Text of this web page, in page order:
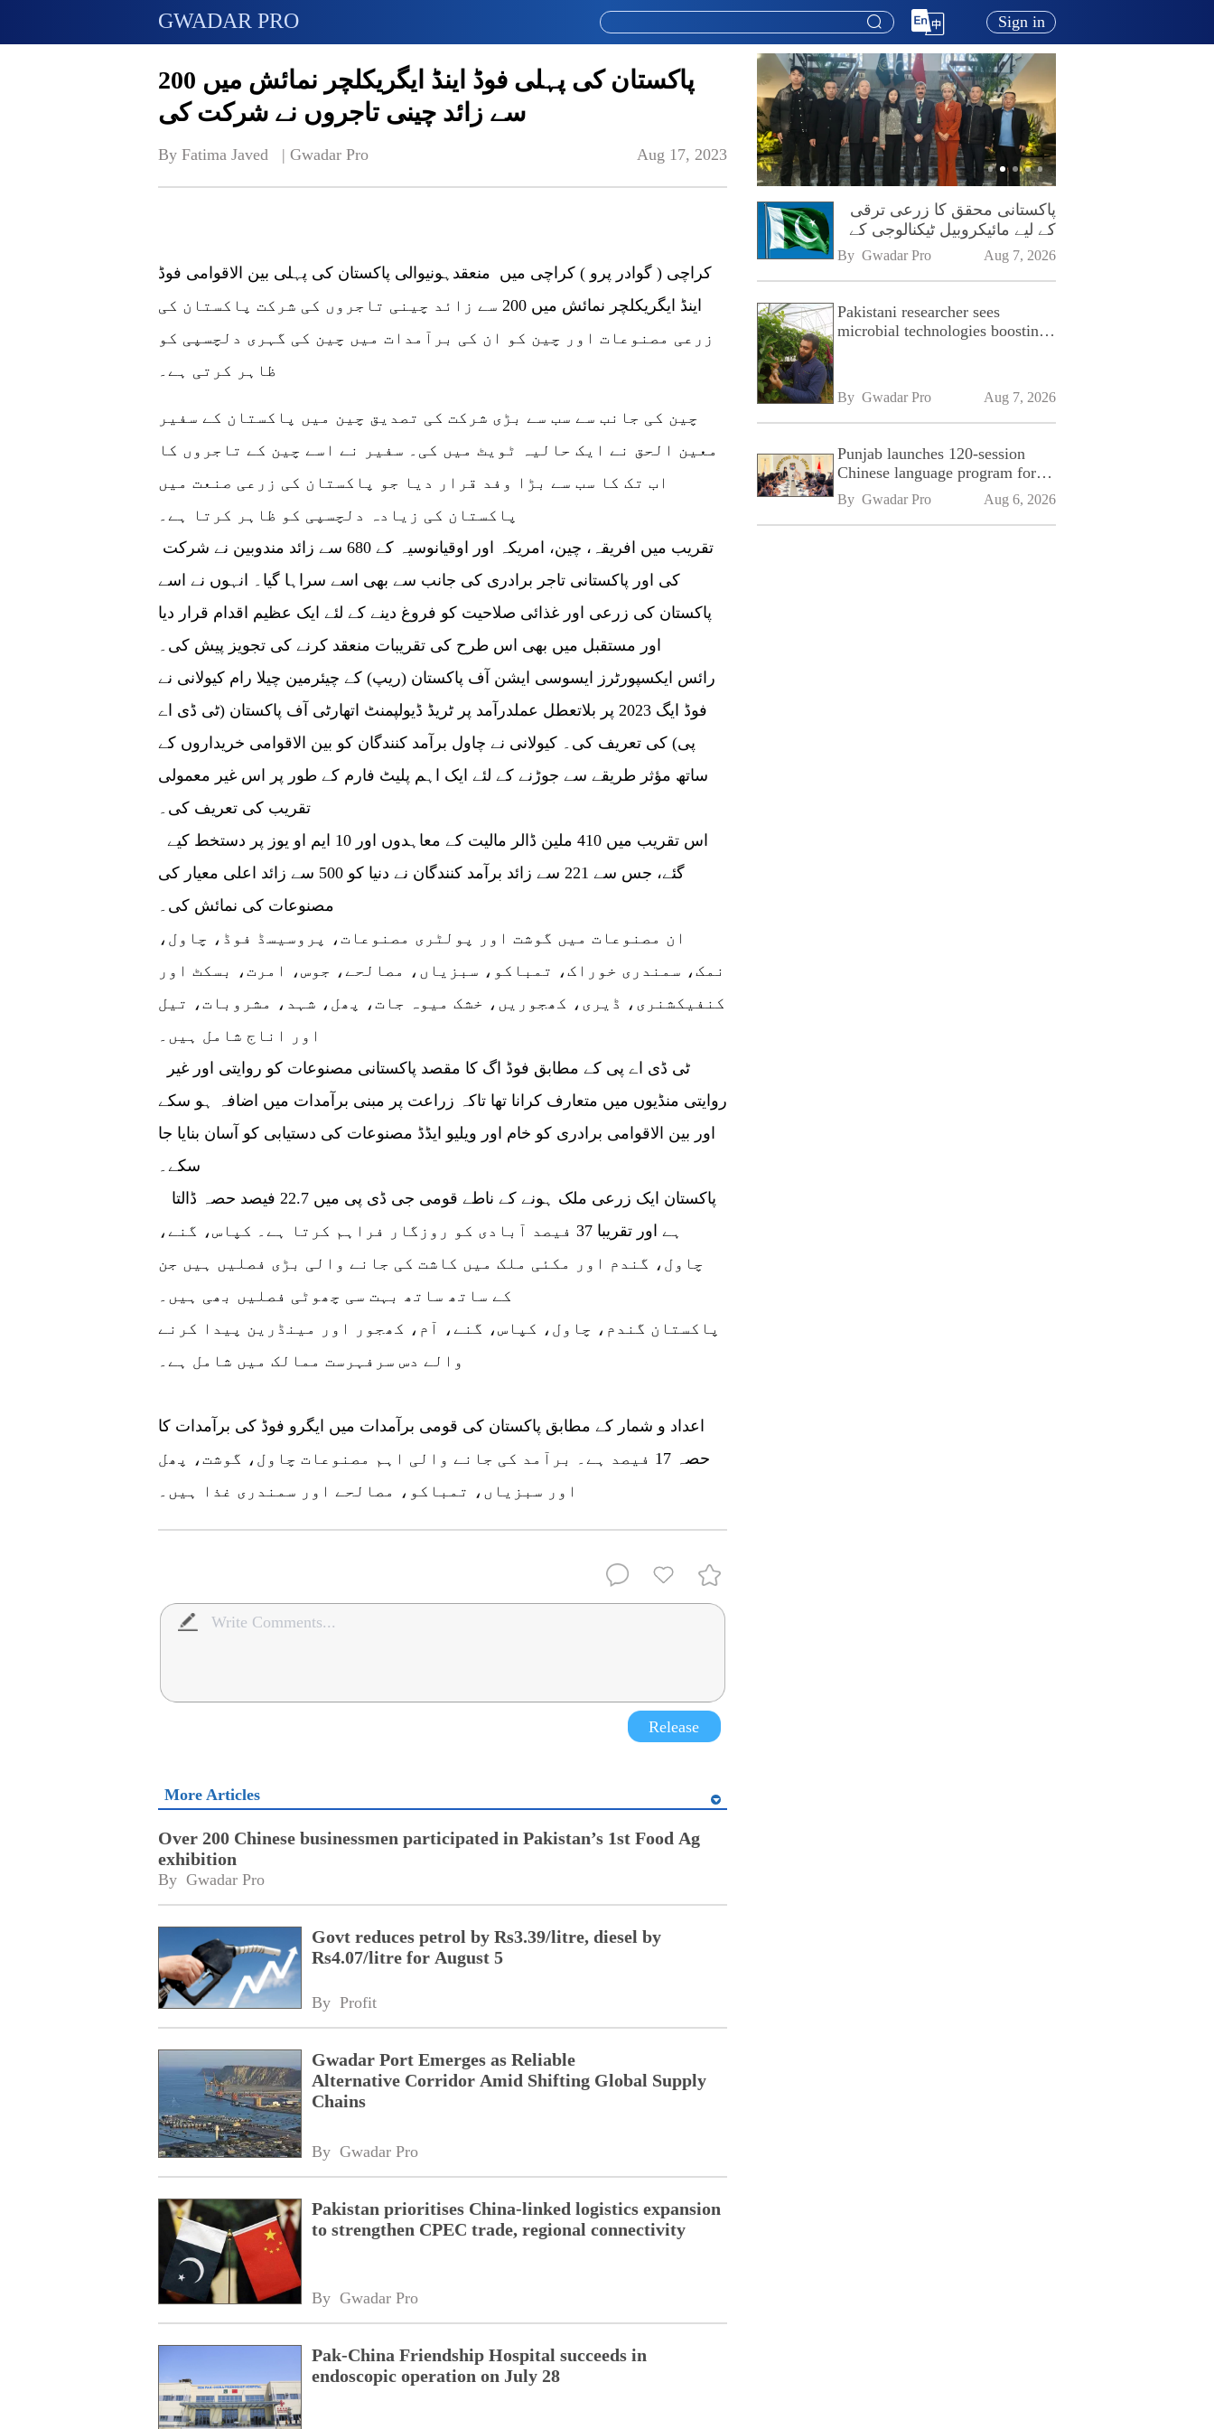
GWADAR PRO Sign in
پاکستان کی پہلی فوڈ اینڈ ایگریکلچر نمائش میں 200
سے زائد چینی تاجروں نے شرکت کی
By Fatima Javed   | Gwadar Pro Aug 17, 2023
کراچی ( گوادر پرو ) کراچی میں منعقدہونیوالی پاکستان کی پہلی بین الاقوامی فوڈ
اینڈ ایگریکلچر نمائش میں 200 سے زائد چینی تاجروں کی شرکت پاکستان کی
زرعی مصنوعات اور چین کو ان کی برآمدات میں چین کی گہری دلچسپی کو
ظاہر کرتی ہے۔
چین کی جانب سے سب سے بڑی شرکت کی تصدیق چین میں پاکستان کے سفیر
معین الحق نے ایک حالیہ ٹویٹ میں کی۔ سفیر نے اسے چین کے تاجروں کا
اب تک کا سب سے بڑا وفد قرار دیا جو پاکستان کی زرعی صنعت میں
پاکستان کی زیادہ دلچسپی کو ظاہر کرتا ہے۔
کی اور پاکستانی تاجر برادری کی جانب سے بھی اسے سراہا گیا۔ انہوں نے اسے
پاکستان کی زرعی اور غذائی صلاحیت کو فروغ دینے کے لئے ایک عظیم اقدام قرار دیا
اور مستقبل میں بھی اس طرح کی تقریبات منعقد کرنے کی تجویز پیش کی۔
رائس ایکسپورٹرز ایسوسی ایشن آف پاکستان (ریپ) کے چیئرمین چیلا رام کیولانی نے
فوڈ ایگ 2023 پر بلاتعطل عملدرآمد پر ٹریڈ ڈیولپمنٹ اتھارٹی آف پاکستان (ٹی ڈی اے
پی) کی تعریف کی۔ کیولانی نے چاول برآمد کنندگان کو بین الاقوامی خریداروں کے
ساتھ مؤثر طریقے سے جوڑنے کے لئے ایک اہم پلیٹ فارم کے طور پر اس غیر معمولی
تقریب کی تعریف کی۔
گئے، جس سے 221 سے زائد برآمد کنندگان نے دنیا کو 500 سے زائد اعلی معیار کی
مصنوعات کی نمائش کی۔
ان مصنوعات میں گوشت اور پولٹری مصنوعات، پروسیسڈ فوڈ، چاول،
نمک، سمندری خوراک، تمباکو، سبزیاں، مصالحے، جوس، امرت، بسکٹ اور
کنفیکشنری، ڈیری، کھجوریں، خشک میوہ جات، پھل، شہد، مشروبات، تیل
اور اناج شامل ہیں۔
روایتی منڈیوں میں متعارف کرانا تھا تاکہ زراعت پر مبنی برآمدات میں اضافہ ہو سکے
اور بین الاقوامی برادری کو خام اور ویلیو ایڈڈ مصنوعات کی دستیابی کو آسان بنایا جا
سکے۔
ہے اور تقریبا 37 فیصد آبادی کو روزگار فراہم کرتا ہے۔ کپاس، گنے،
چاول، گندم اور مکئی ملک میں کاشت کی جانے والی بڑی فصلیں ہیں جن
کے ساتھ ساتھ بہت سی چھوٹی فصلیں بھی ہیں۔
پاکستان گندم، چاول، کپاس، گنے، آم، کھجور اور مینڈرین پیدا کرنے
والے دس سرفہرست ممالک میں شامل ہے۔
اعداد و شمار کے مطابق پاکستان کی قومی برآمدات میں ایگرو فوڈ کی برآمدات کا
حصہ 17 فیصد ہے۔ برآمد کی جانے والی اہم مصنوعات چاول، گوشت، پھل
اور سبزیاں، تمباکو، مصالحے اور سمندری غذا ہیں۔
Release
More Articles
Over 200 Chinese businessmen participated in Pakistan’s 1st Food Ag
exhibition
By Gwadar Pro
Govt reduces petrol by Rs3.39/litre, diesel by
Rs4.07/litre for August 5
By Profit
Gwadar Port Emerges as Reliable
Alternative Corridor Amid Shifting Global Supply
Chains
By Gwadar Pro
Pakistan prioritises China-linked logistics expansion
to strengthen CPEC trade, regional connectivity
By Gwadar Pro
Pak-China Friendship Hospital succeeds in
endoscopic operation on July 28
پاکستانی محقق کا زرعی ترقی
کے لیے مائیکروبیل ٹیکنالوجی کے
فروغ پر زور
By Gwadar Pro Aug 7, 2026
Pakistani researcher sees
microbial technologies boosting
By Gwadar Pro Aug 7, 2026
Punjab launches 120-session
Chinese language program for
SPU
By Gwadar Pro Aug 6, 2026